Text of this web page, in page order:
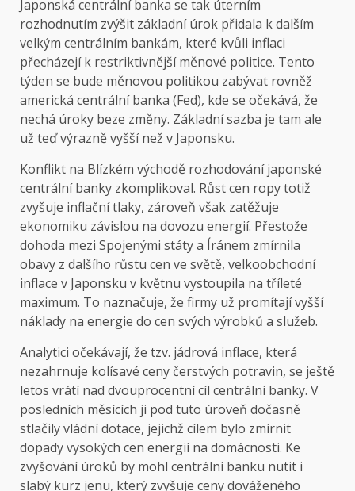
Japonská centrální banka se tak úterním
rozhodnutím zvýšit základní úrok přidala k dalším
velkým centrálním bankám, které kvůli inflaci
přecházejí k restriktivnější měnové politice. Tento
týden se bude měnovou politikou zabývat rovněž
americká centrální banka (Fed), kde se očekává, že
nechá úroky beze změny. Základní sazba je tam ale
už teď výrazně vyšší než v Japonsku.
Konflikt na Blízkém východě rozhodování japonské
centrální banky zkomplikoval. Růst cen ropy totiž
zvyšuje inflační tlaky, zároveň však zatěžuje
ekonomiku závislou na dovozu energií. Přestože
dohoda mezi Spojenými státy a Íránem zmírnila
obavy z dalšího růstu cen ve světě, velkoobchodní
inflace v Japonsku v květnu vystoupila na tříleté
maximum. To naznačuje, že firmy už promítají vyšší
náklady na energie do cen svých výrobků a služeb.
Analytici očekávají, že tzv. jádrová inflace, která
nezahrnuje kolísavé ceny čerstvých potravin, se ještě
letos vrátí nad dvouprocentní cíl centrální banky. V
posledních měsících ji pod tuto úroveň dočasně
stlačily vládní dotace, jejichž cílem bylo zmírnit
dopady vysokých cen energií na domácnosti. Ke
zvyšování úroků by mohl centrální banku nutit i
slabý kurz jenu, který zvyšuje ceny dováženého